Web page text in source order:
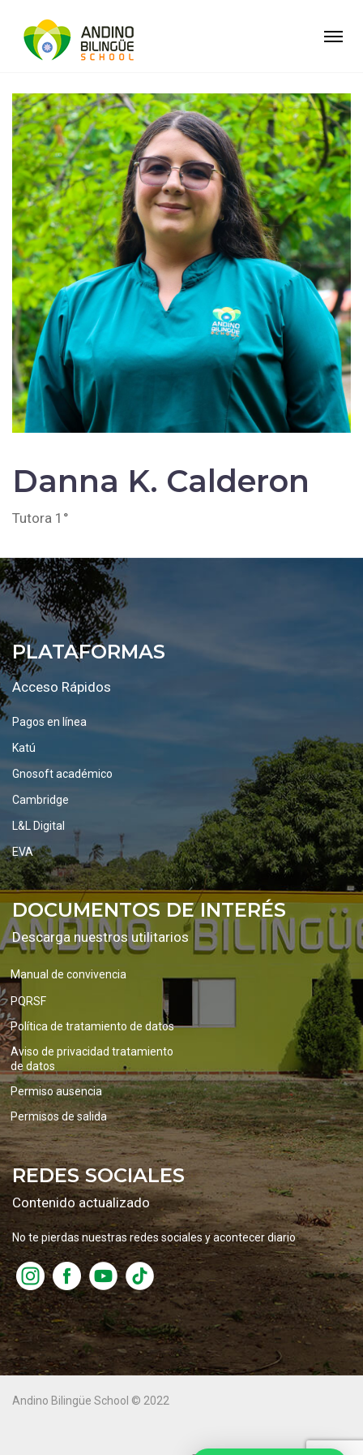
Danna K. Calderon
Tutora 1°
PLATAFORMAS
Acceso Rápidos
Pagos en línea
Katú
Gnosoft académico
Cambridge
L&L Digital
EVA
DOCUMENTOS DE INTERÉS
Descarga nuestros utilitarios
Manual de convivencia
PQRSF
Política de tratamiento de datos
Aviso de privacidad tratamiento
de datos
Permiso ausencia
Permisos de salida
REDES SOCIALES
Contenido actualizado
No te pierdas nuestras redes sociales y acontecer diario
Andino Bilingüe School © 2022